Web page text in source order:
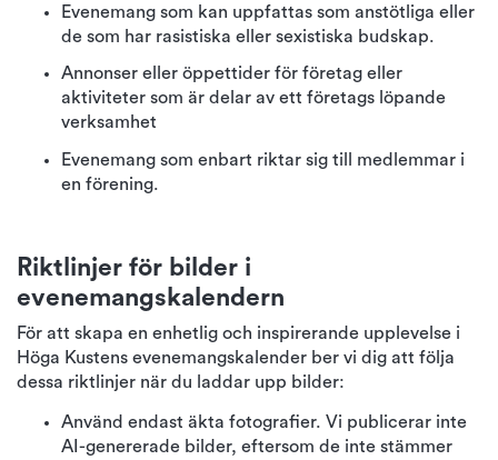
Evenemang som kan uppfattas som anstötliga eller
de som har rasistiska eller sexistiska budskap.
Annonser eller öppettider för företag eller
aktiviteter som är delar av ett företags löpande
verksamhet
Evenemang som enbart riktar sig till medlemmar i
en förening.
Riktlinjer för bilder i
evenemangskalendern
För att skapa en enhetlig och inspirerande upplevelse i
Höga Kustens evenemangskalender ber vi dig att följa
dessa riktlinjer när du laddar upp bilder:
Använd endast äkta fotografier. Vi publicerar inte
AI-genererade bilder, eftersom de inte stämmer